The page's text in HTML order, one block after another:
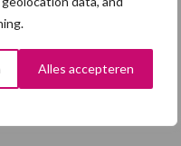
Alles accepteren
blijft grillig:
houden